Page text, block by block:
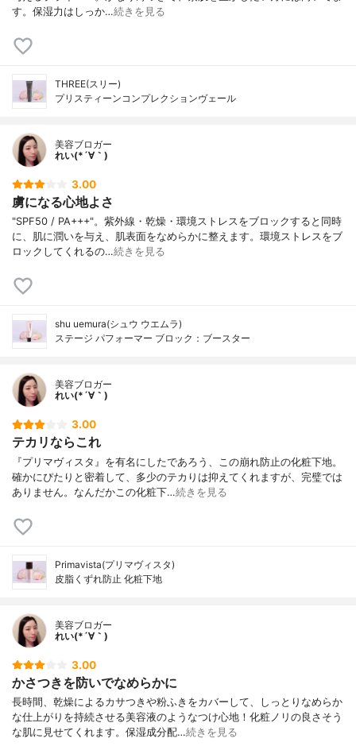
す。保湿力はしっか…続きを見る
THREE(スリー)
プリスティーンコンプレクションヴェール
美容ブロガー
れい(*´∀｀)
3.00
虜になる心地よさ
"SPF50 / PA+++"。紫外線・乾燥・環境ストレスをブロックすると同時
に、肌に潤いを与え、肌表面をなめらかに整えます。環境ストレスをブ
ロックしてくれるの…続きを見る
shu uemura(シュウ ウエムラ)
ステージ パフォーマー ブロック：ブースター
美容ブロガー
れい(*´∀｀)
3.00
テカリならこれ
『プリマヴィスタ』を有名にしたであろう、この崩れ防止の化粧下地。
確かにぴたりと密着して、多少のテカりは抑えてくれますが、完璧では
ありません。なんだかこの化粧下…続きを見る
Primavista(プリマヴィスタ)
皮脂くずれ防止 化粧下地
美容ブロガー
れい(*´∀｀)
3.00
かさつきを防いでなめらかに
長時間、乾燥によるカサつきや粉ふきをカバーして、しっとりなめらか
な仕上がりを持続させる美容液のようなつけ心地！化粧ノリの良さそう
な肌に見せてくれます。保湿成分配…続きを見る